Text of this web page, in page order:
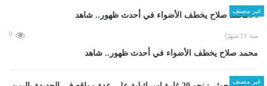
غير مصنف
منذ 11 شهرًا 0
محمد صلاح يخطف الأضواء في أحدث ظهور.. شاهد
غير مصنف